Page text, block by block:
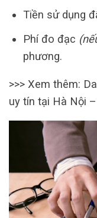
Tiền sử dụng
Phí đo đạc
phương.
>>> Xem thêm:
uy tín tại Hà Nội